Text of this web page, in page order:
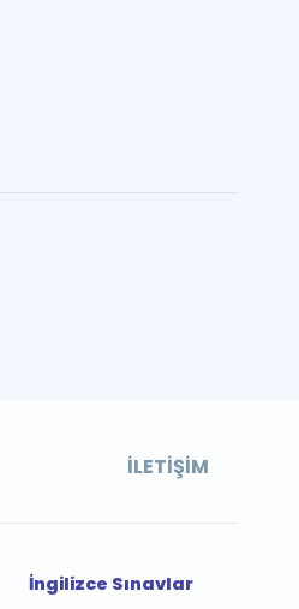
İLETIŞIM
İngilizce Sınavlar